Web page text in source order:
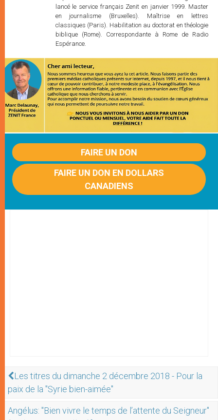
lancé le service français Zenit en janvier 1999. Master
en journalisme (Bruxelles). Maîtrise en lettres
classiques (Paris). Habilitation au doctorat en théologie
biblique (Rome). Correspondante à Rome de Radio
Espérance.
FAIRE UN DON
FAIRE UN DON EN DOLLARS
CANADIENS
Les titres du dimanche 2 décembre 2018 - Pour la
paix de la "Syrie bien-aimée"
Angélus: "Bien vivre le temps de l’attente du Seigneur"